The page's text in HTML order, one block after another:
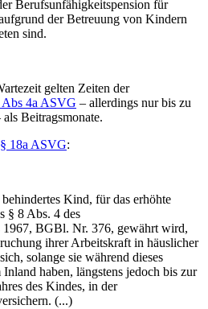
Berufsunfähigkeitspension für
der Betreuung von Kindern
sind.
gelten Zeiten der
Abs 4a ASVG – allerdings nur bis zu
Beitragsmonate.
§ 18a ASVG:
Kind, für das erhöhte
§ 8 Abs. 4 des
1967, BGBl. Nr. 376, gewährt wird,
ihrer Arbeitskraft in häuslicher
solange sie während dieses
haben, längstens jedoch bis zur
des Kindes, in der
(...)